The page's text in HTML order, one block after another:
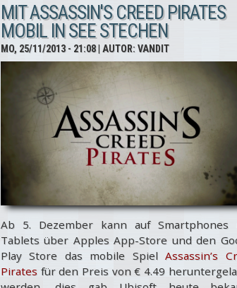
'Black
Chest
Edition' im
Unboxing
-Video
MIT ASSASSIN'S CREED PIRATES
MOBIL IN SEE STECHEN
MO, 25/11/2013 - 21:08| AUTOR:VANDIT
Ab 5. Dezember kann auf Smartphones
Tablets über Apples App-Store und den
Play Store das mobile SpielAssassin’s
Pirates für den Preis von € 4.49